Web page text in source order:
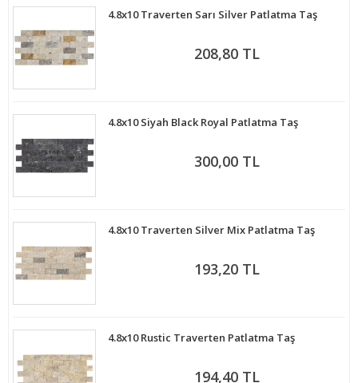
4.8x10 Traverten Sarı Silver Patlatma Taş
208,80 TL
4.8x10 Siyah Black Royal Patlatma Taş
300,00 TL
4.8x10 Traverten Silver Mix Patlatma Taş
193,20 TL
4.8x10 Rustic Traverten Patlatma Taş
194,40 TL